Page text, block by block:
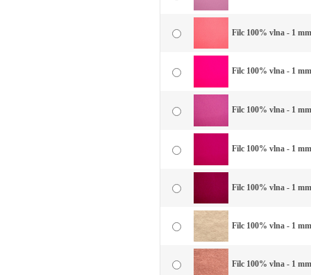
Filc 100% vlna - 1
Filc 100% vlna - 1
Filc 100% vlna - 1
Filc 100% vlna - 1
Filc 100% vlna - 1
Filc 100% vlna - 1
Filc 100% vlna - 1